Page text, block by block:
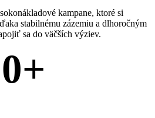
kampane, ktoré si
stabilnému zázemiu a dlhoročným
sa do väčších výziev.
0+